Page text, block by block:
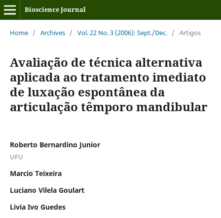
Bioscience Journal
Home / Archives / Vol. 22 No. 3 (2006): Sept./Dec. / Artigos
Avaliação de técnica alternativa
aplicada ao tratamento imediato
de luxação espontânea da
articulação têmporo mandibular
Roberto Bernardino Junior
UFU
Marcio Teixeira
Luciano Vilela Goulart
Livia Ivo Guedes